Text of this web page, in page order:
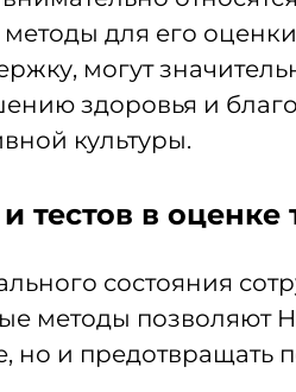
для его
могут
здоровья и
культуры.
тестов в оценке
состояния
методы позволяют
но и